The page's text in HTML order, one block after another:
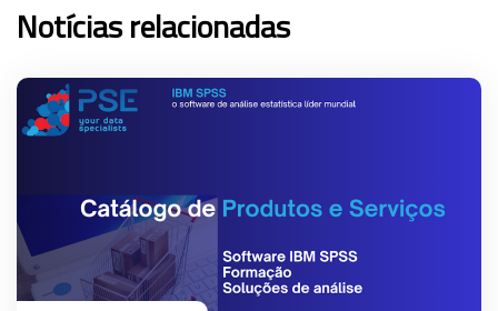
Notícias relacionadas